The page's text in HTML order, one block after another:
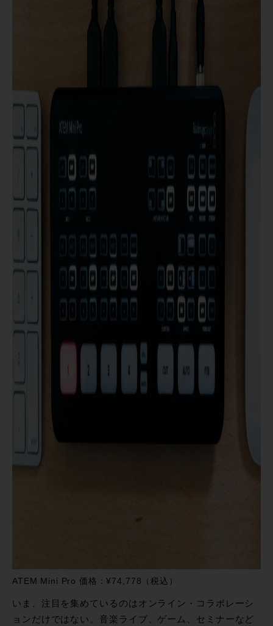
ATEM Mini Pro 価格：¥74,778（税込）
いま、注目を集めているのはオンライン・コラボレーシ
ョンだけではない。音楽ライブ、ゲーム、セミナーなど